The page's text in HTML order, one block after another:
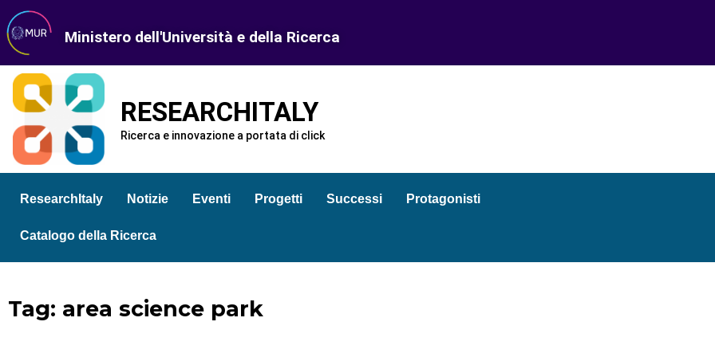
Ministero dell'Università e della Ricerca
RESEARCHITALY
Ricerca e innovazione a portata di click
ResearchItaly Notizie Eventi Progetti Successi Protagonisti
Catalogo della Ricerca
Tag: area science park